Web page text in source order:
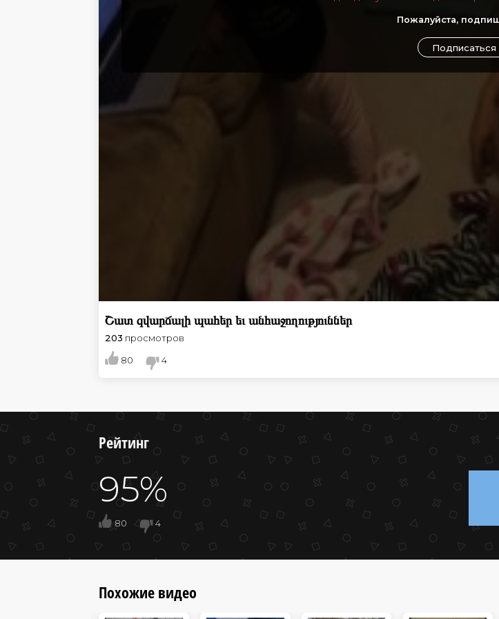
Пожалуйста,
Подписаться
Շատ զվարճալի պահեր եւ անհաջողություններ
203 просмотров
80 4
Рейтинг
95%
80 4
Похожие видео